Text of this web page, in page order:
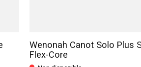
Wenonah Canot Solo Plus
Flex-Core